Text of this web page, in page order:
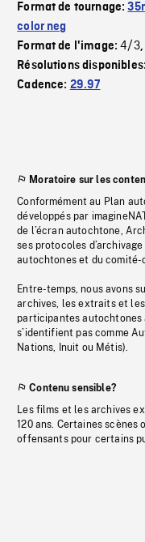
Format de tournage:
color neg
Format de l'image:4/3,
Résolutions
Cadence: 29.97
Moratoire sur les
Conformément au Plan
développés par
de l’écran autochtone,
ses protocoles
autochtones et du comité-
Entre-temps, nous avons
archives, les extraits et
participantes autochtones
s’identifient pas comme
Nations, Inuit ou Métis).
Contenu sensible?
Les films et les archives
120 ans. Certaines
offensants pour certains